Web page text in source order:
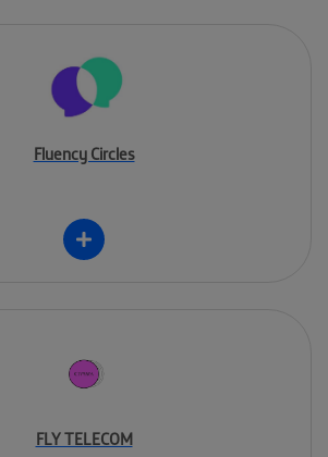
Fluency Circles
FLY TELECOM